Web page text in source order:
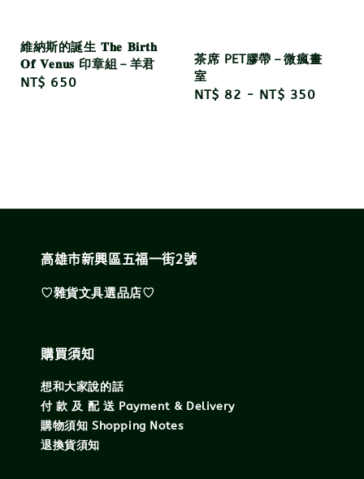
維納斯的誕生 𝐓𝐡𝐞 𝐁𝐢𝐫𝐭𝐡
𝐎𝐟 𝐕𝐞𝐧𝐮𝐬 印章組－羊君
Regular
NT$ 650
茶席 PET膠帶－微瘋畫
室
Regular
NT$ 82 - NT$ 350
高雄市新興區五福一街2號
♡雜貨文具選品店♡
購買須知
想和大家說的話
付 款 及 配 送 Payment & Delivery
購物須知 Shopping Notes
退換貨須知